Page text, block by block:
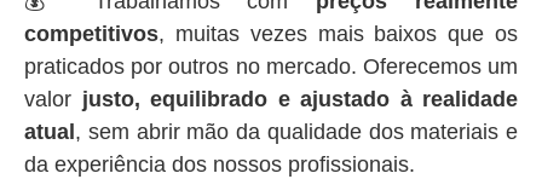
competitivos, muitas vezes mais baixos que os
praticados por outros no mercado. Oferecemos um
valor justo, equilibrado e ajustado à realidade
atual , sem abrir mão da qualidade dos materiais e
da experiência dos nossos profissionais.